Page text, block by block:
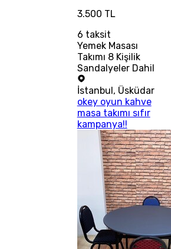
3.500 TL
6 taksit
Yemek Masası
Takımı 8 Kişilik
Sandalyeler Dahil
İstanbul , Üsküdar
okey oyun kahve
masa takımı sıfır
kampanya!!